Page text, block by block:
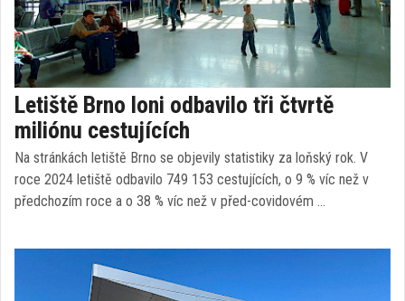
Letiště Brno loni odbavilo tři čtvrtě
miliónu cestujících
Na stránkách letiště Brno se objevily statistiky za loňský rok. V
roce 2024 letiště odbavilo 749 153 cestujících, o 9 % víc než v
předchozím roce a o 38 % víc než v před-covidovém …